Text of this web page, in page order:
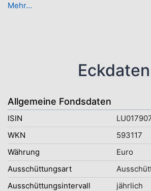
Mehr...
Eckdaten
Allgemeine Fondsdaten
ISIN
WKN
593117
Währung
Euro
Ausschüttungsart
Ausschüttungsintervall
jährlich